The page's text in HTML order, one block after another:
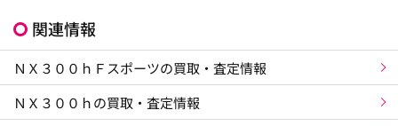
関連情報
ＮＸ３００ｈＦスポーツの買取・査定情報
ＮＸ３００ｈの買取・査定情報